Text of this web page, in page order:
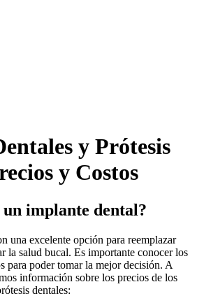
y Prótesis
y Costos
un implante dental?
una excelente opción para reemplazar
la salud bucal. Es importante conocer los
para poder tomar la mejor decisión. A
información sobre los precios de los
dentales: